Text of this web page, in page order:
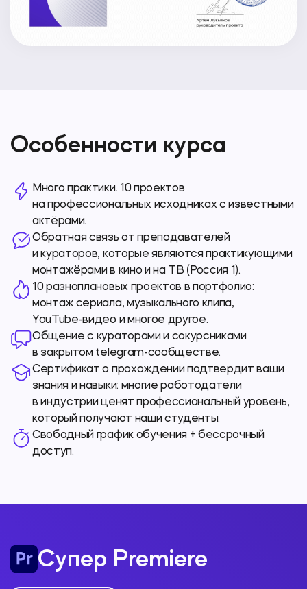
Особенности курса
Много практики. 10 проектов
на профессиональных исходниках с известными
актёрами.
Обратная связь от преподавателей
и кураторов, которые являются практикующими
монтажёрами в кино и на ТВ (Россия 1).
10 разноплановых проектов в портфолио:
монтаж сериала, музыкального клипа,
YouTube-видео и многое другое.
Общение с кураторами и сокурсниками
в закрытом telegram-сообществе.
Сертификат о прохождении подтвердит ваши
знания и навыки: многие работодатели
в индустрии ценят профессиональный уровень,
который получают наши студенты.
Свободный график обучения + бессрочный
доступ.
Супер Premiere